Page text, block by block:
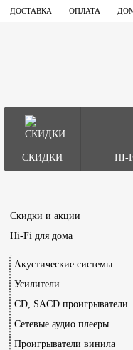
ДОСТАВКА ОПЛАТА
СКИДКИ HI-
Скидки и акции
Hi-Fi для дома
Акустические системы
Усилители
CD, SACD проигрыватели
Сетевые аудио плееры
Проигрыватели винила